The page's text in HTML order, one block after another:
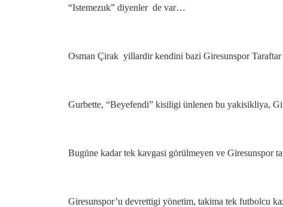
“Istemezuk” diyenler de var…
Osman Çirak yillardir kendini bazi Giresunspor
Gurbette, “Beyefendi” kisiligi ünlenen bu yakisikliya,
Bugüne kadar tek kavgasi görülmeyen ve Giresunspor
Giresunspor’u devrettigi yönetim, takima tek futbolcu